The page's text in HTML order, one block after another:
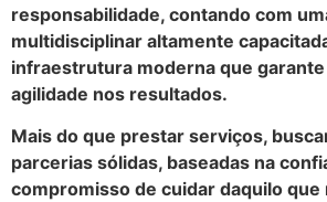
responsabilidade, contando com
multidisciplinar altamente
infraestrutura moderna que
agilidade nos resultados.
Mais do que prestar serviços,
parcerias sólidas, baseadas na
compromisso de cuidar daquilo que